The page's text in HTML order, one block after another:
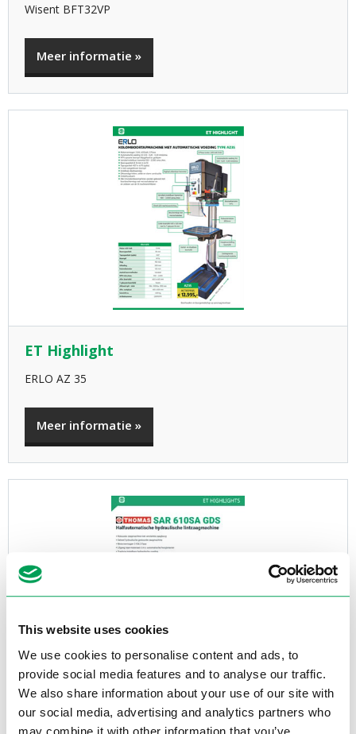
This website uses cookies
We use cookies to personalise content and ads, to
provide social media features and to analyse our traffic.
We also share information about your use of our site with
our social media, advertising and analytics partners who
may combine it with other information that you’ve
Wisent BFT32VP
Meer informatie »
ET Highlight
ERLO AZ 35
Meer informatie »
ET Highlight